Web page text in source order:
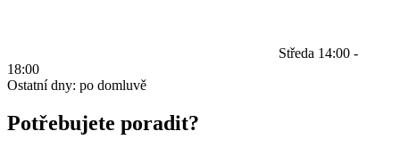
Středa 14:00 -
18:00
Ostatní dny: po domluvě
Potřebujete poradit?